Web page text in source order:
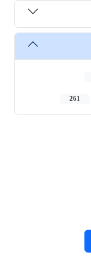
261